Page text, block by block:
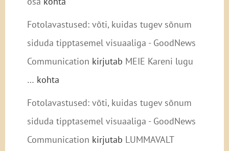
Fotolavastused: võti, kuidas tugev sõnum
siduda tipptasemel visuaaliga - GoodNews
Communication kirjutab MEIE Kareni lugu
… kohta
Fotolavastused: võti, kuidas tugev sõnum
siduda tipptasemel visuaaliga - GoodNews
Communication kirjutab LUMMAVALT